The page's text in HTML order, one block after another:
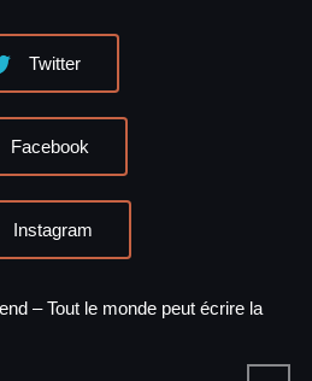
Twitter
Facebook
Instagram
– Tout le monde peut écrire la